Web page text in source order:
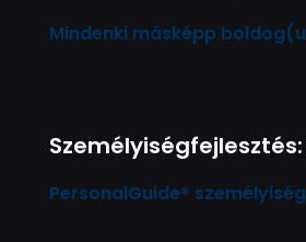
Mindenki másképp
Személyiségfejlesztés:
PersonalGuide®